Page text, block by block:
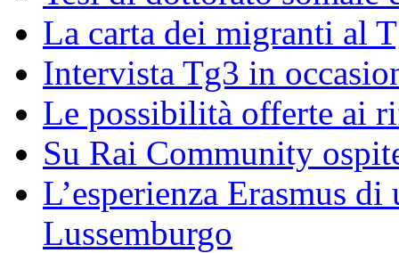
La carta dei migranti al
Intervista Tg3 in
Le possibilità offerte ai
Su Rai Community
L’esperienza Erasmus
Lussemburgo